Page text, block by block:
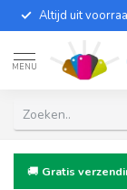
Altijd uit
MENU
🚚 Gratis